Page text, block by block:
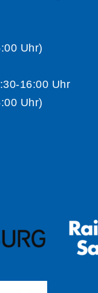
Uhr)
16:00 Uhr
Uhr)